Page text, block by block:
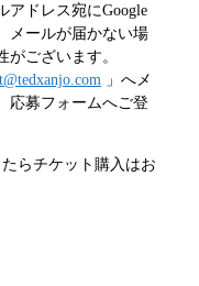
アドレス宛にGoogle
メールが届かない場
がございます。
」へメ
応募フォームへご登
らチケット購入はお